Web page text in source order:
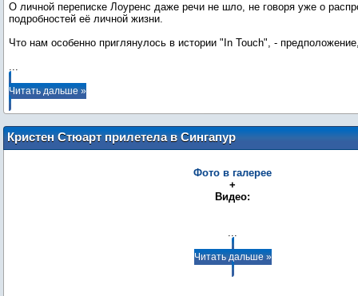
О личной переписке Лоуренс даже речи не шло, не говоря уже о
подробностей её личной жизни.
...
Читать дальше »
Кристен Стюарт прилетела в Сингапур
(4 сентября)
Фото в галерее
+
Видео:
...
Читать дальше »